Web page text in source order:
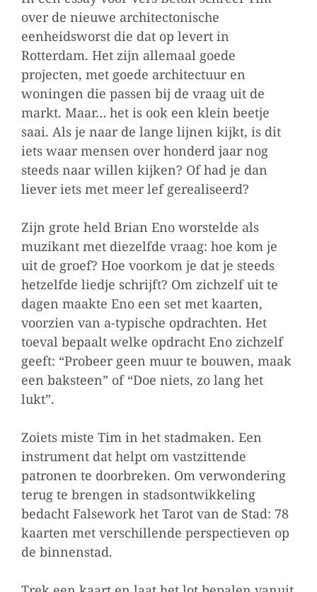
over de nieuwe architectonische
eenheidsworst die dat op­ levert in
Rotterdam. Het zijn allemaal goede
projecten, met goede architectuur en
woningen die passen bij de vraag uit de
markt. Maar… het is ook een klein beetje
saai. Als je naar de lange lijnen kijkt, is dit
iets waar mensen over honderd jaar nog
steeds naar willen kijken? Of had je dan
liever iets met meer lef gerealiseerd?
Zijn grote held Brian Eno worstelde als
muzikant met diezelfde vraag: hoe kom je
uit de groef? Hoe voorkom je dat je steeds
hetzelfde liedje schrijft? Om zichzelf uit te
dagen maakte Eno een set met kaarten,
voorzien van a-typische opdrachten. Het
toeval bepaalt welke opdracht Eno zichzelf
geeft: “Probeer geen muur te bouwen, maak
een baksteen” of “Doe niets, zo lang het
lukt”.
Zoiets miste Tim in het stadmaken. Een
instrument dat helpt om vastzittende
patronen te doorbreken. Om verwondering
terug te brengen in stadsontwikkeling
bedacht Falsework het Tarot van de Stad: 78
kaarten met verschillende perspectieven op
de binnenstad.